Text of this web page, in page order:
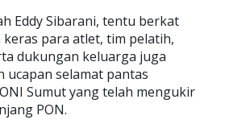
Eddy Sibarani, tentu berkat
para atlet, tim pelatih,
dukungan keluarga juga
ucapan selamat pantas
Sumut yang telah mengukir
PON.